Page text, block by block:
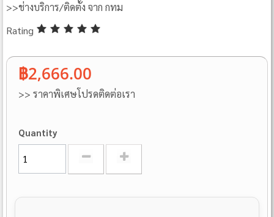
>>ช่างบริการ/ติดตั้ง จาก กทม
Rating
฿2,666.00
>> ราคาพิเศษโปรดติดต่อเรา
Quantity